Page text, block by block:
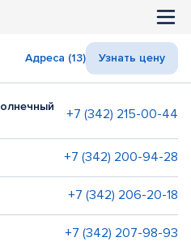
Адреса (13) Узнать цену
+7 (342) 215-00-44
+7 (342) 200-94-28
+7 (342) 206-20-18
+7 (342) 207-98-93